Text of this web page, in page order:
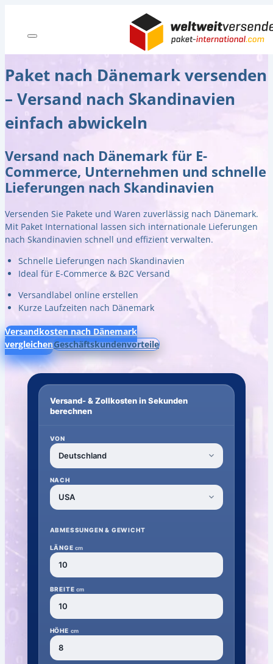
Paket nach Dänemark versenden
– Versand nach Skandinavien
einfach abwickeln
Versand nach Dänemark für E-
Commerce, Unternehmen und schnelle
Lieferungen nach Skandinavien
Versenden Sie Pakete und Waren zuverlässig nach Dänemark.
Mit Paket International lassen sich internationale Lieferungen
nach Skandinavien schnell und effizient verwalten.
Schnelle Lieferungen nach Skandinavien
Ideal für E-Commerce & B2C Versand
Versandlabel online erstellen
Kurze Laufzeiten nach Dänemark
Versandkosten nach Dänemark
vergleichenGeschäftskundenvorteile
Versand- & Zollkosten in Sekunden
berechnen
VON
NACH
ABMESSUNGEN & GEWICHT
LÄNGEcm
BREITEcm
HÖHE cm